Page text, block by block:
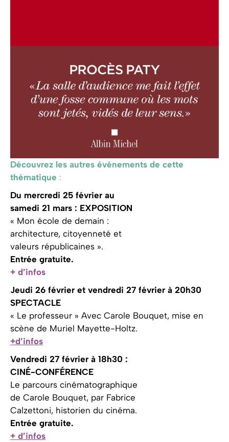
Découvrez les autres événements de cette
thématique :
Du mercredi 25 février au
samedi 21 mars : EXPOSITION
« Mon école de demain :
architecture, citoyenneté et
valeurs républicaines ».
Entrée gratuite.
+ d’infos
Jeudi 26 février et vendredi 27 février à 20h30
SPECTACLE
« Le professeur » Avec Carole Bouquet, mise en
scène de Muriel Mayette-Holtz.
+d’infos
Vendredi 27 février à 18h30 :
CINÉ-CONFÉRENCE
Le parcours cinématographique
de Carole Bouquet, par Fabrice
Calzettoni, historien du cinéma.
Entrée gratuite.
+ d’infos